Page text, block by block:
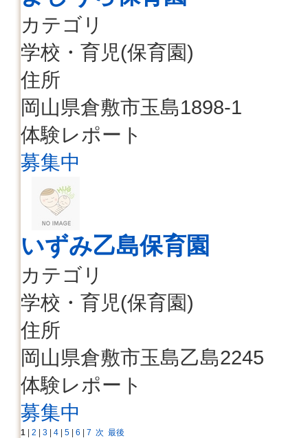
カテゴリ
学校・育児(保育園)
住所
岡山県倉敷市玉島1898-1
体験レポート
募集中
いずみ乙島保育園
カテゴリ
学校・育児(保育園)
住所
岡山県倉敷市玉島乙島2245
体験レポート
募集中
1 2 3 4 5 6 7 次 最後